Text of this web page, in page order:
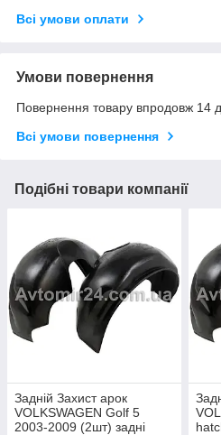
Всі умови оплати
Умови повернення
Повернення товару впродовж 14
Всі умови повернення
Подібні товари компанії
Задній Захист арок
VOLKSWAGEN Golf 5
2003-2009 (2шт) задні